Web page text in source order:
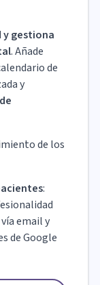
y gestiona
. Añade
de
y
de los
:
email y
de Google